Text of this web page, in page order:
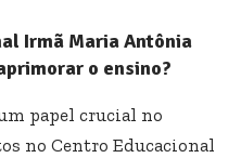
Irmã Maria Antônia
o ensino?
papel crucial no
no Centro Educacional